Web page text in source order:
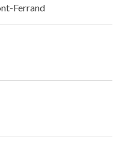
Ferrand